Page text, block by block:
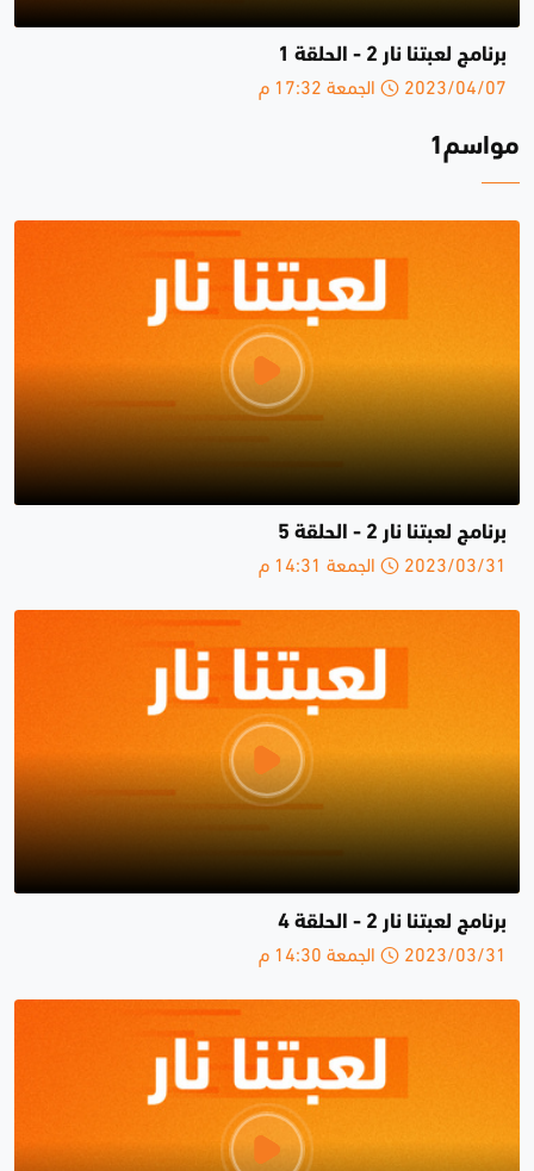
برنامج لعبتنا نار 2 - الحلقة 1
2023/04/07 الجمعة 17:32 م
مواسم1
برنامج لعبتنا نار 2 - الحلقة 5
2023/03/31 الجمعة 14:31 م
برنامج لعبتنا نار 2 - الحلقة 4
2023/03/31 الجمعة 14:30 م